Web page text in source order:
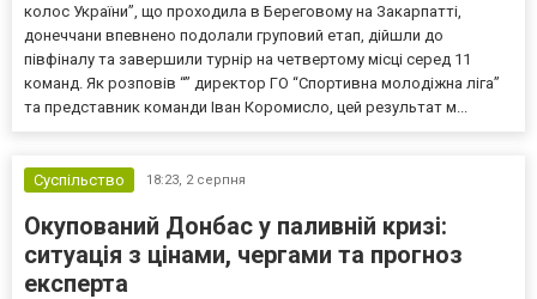
колос України”, що проходила в Береговому на Закарпатті,
донеччани впевнено подолали груповий етап, дійшли до
півфіналу та завершили турнір на четвертому місці серед 11
команд. Як розповів “” директор ГО “Спортивна молодіжна ліга”
та представник команди Іван Коромисло, цей результат м...
Суспільство 18:23, 2 серпня
Окупований Донбас у паливній кризі:
ситуація з цінами, чергами та прогноз
експерта